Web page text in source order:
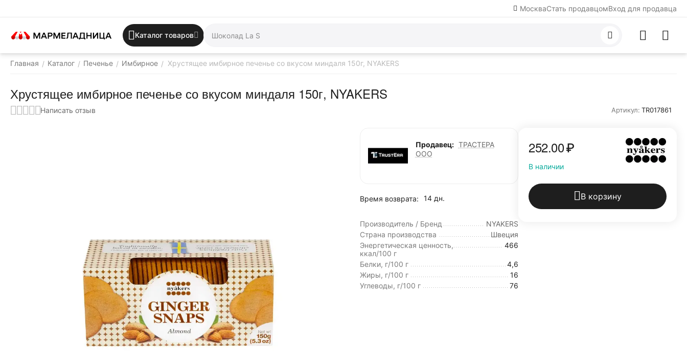
МоскваСтать продавцомВход для продавца
Каталог товаров
Главная / Каталог / Печенье / Имбирное / Хрустящее имбирное печенье со вкусом миндаля 150г, NYAKERS
Хрустящее имбирное печенье со вкусом миндаля 150г, NYAKERS
Написать отзыв Артикул: TR017861
Продавец: ТРАСТЕРА
ООО
Время возврата: 14 дн.
Производитель / Бренд
NYAKERS
Страна производства
Швеция
Энергетическая ценность,
ккал/100 г
466
Белки, г/100 г
4,6
Жиры, г/100 г
16
Углеводы, г/100 г
76
252.00₽
В наличии
В корзину